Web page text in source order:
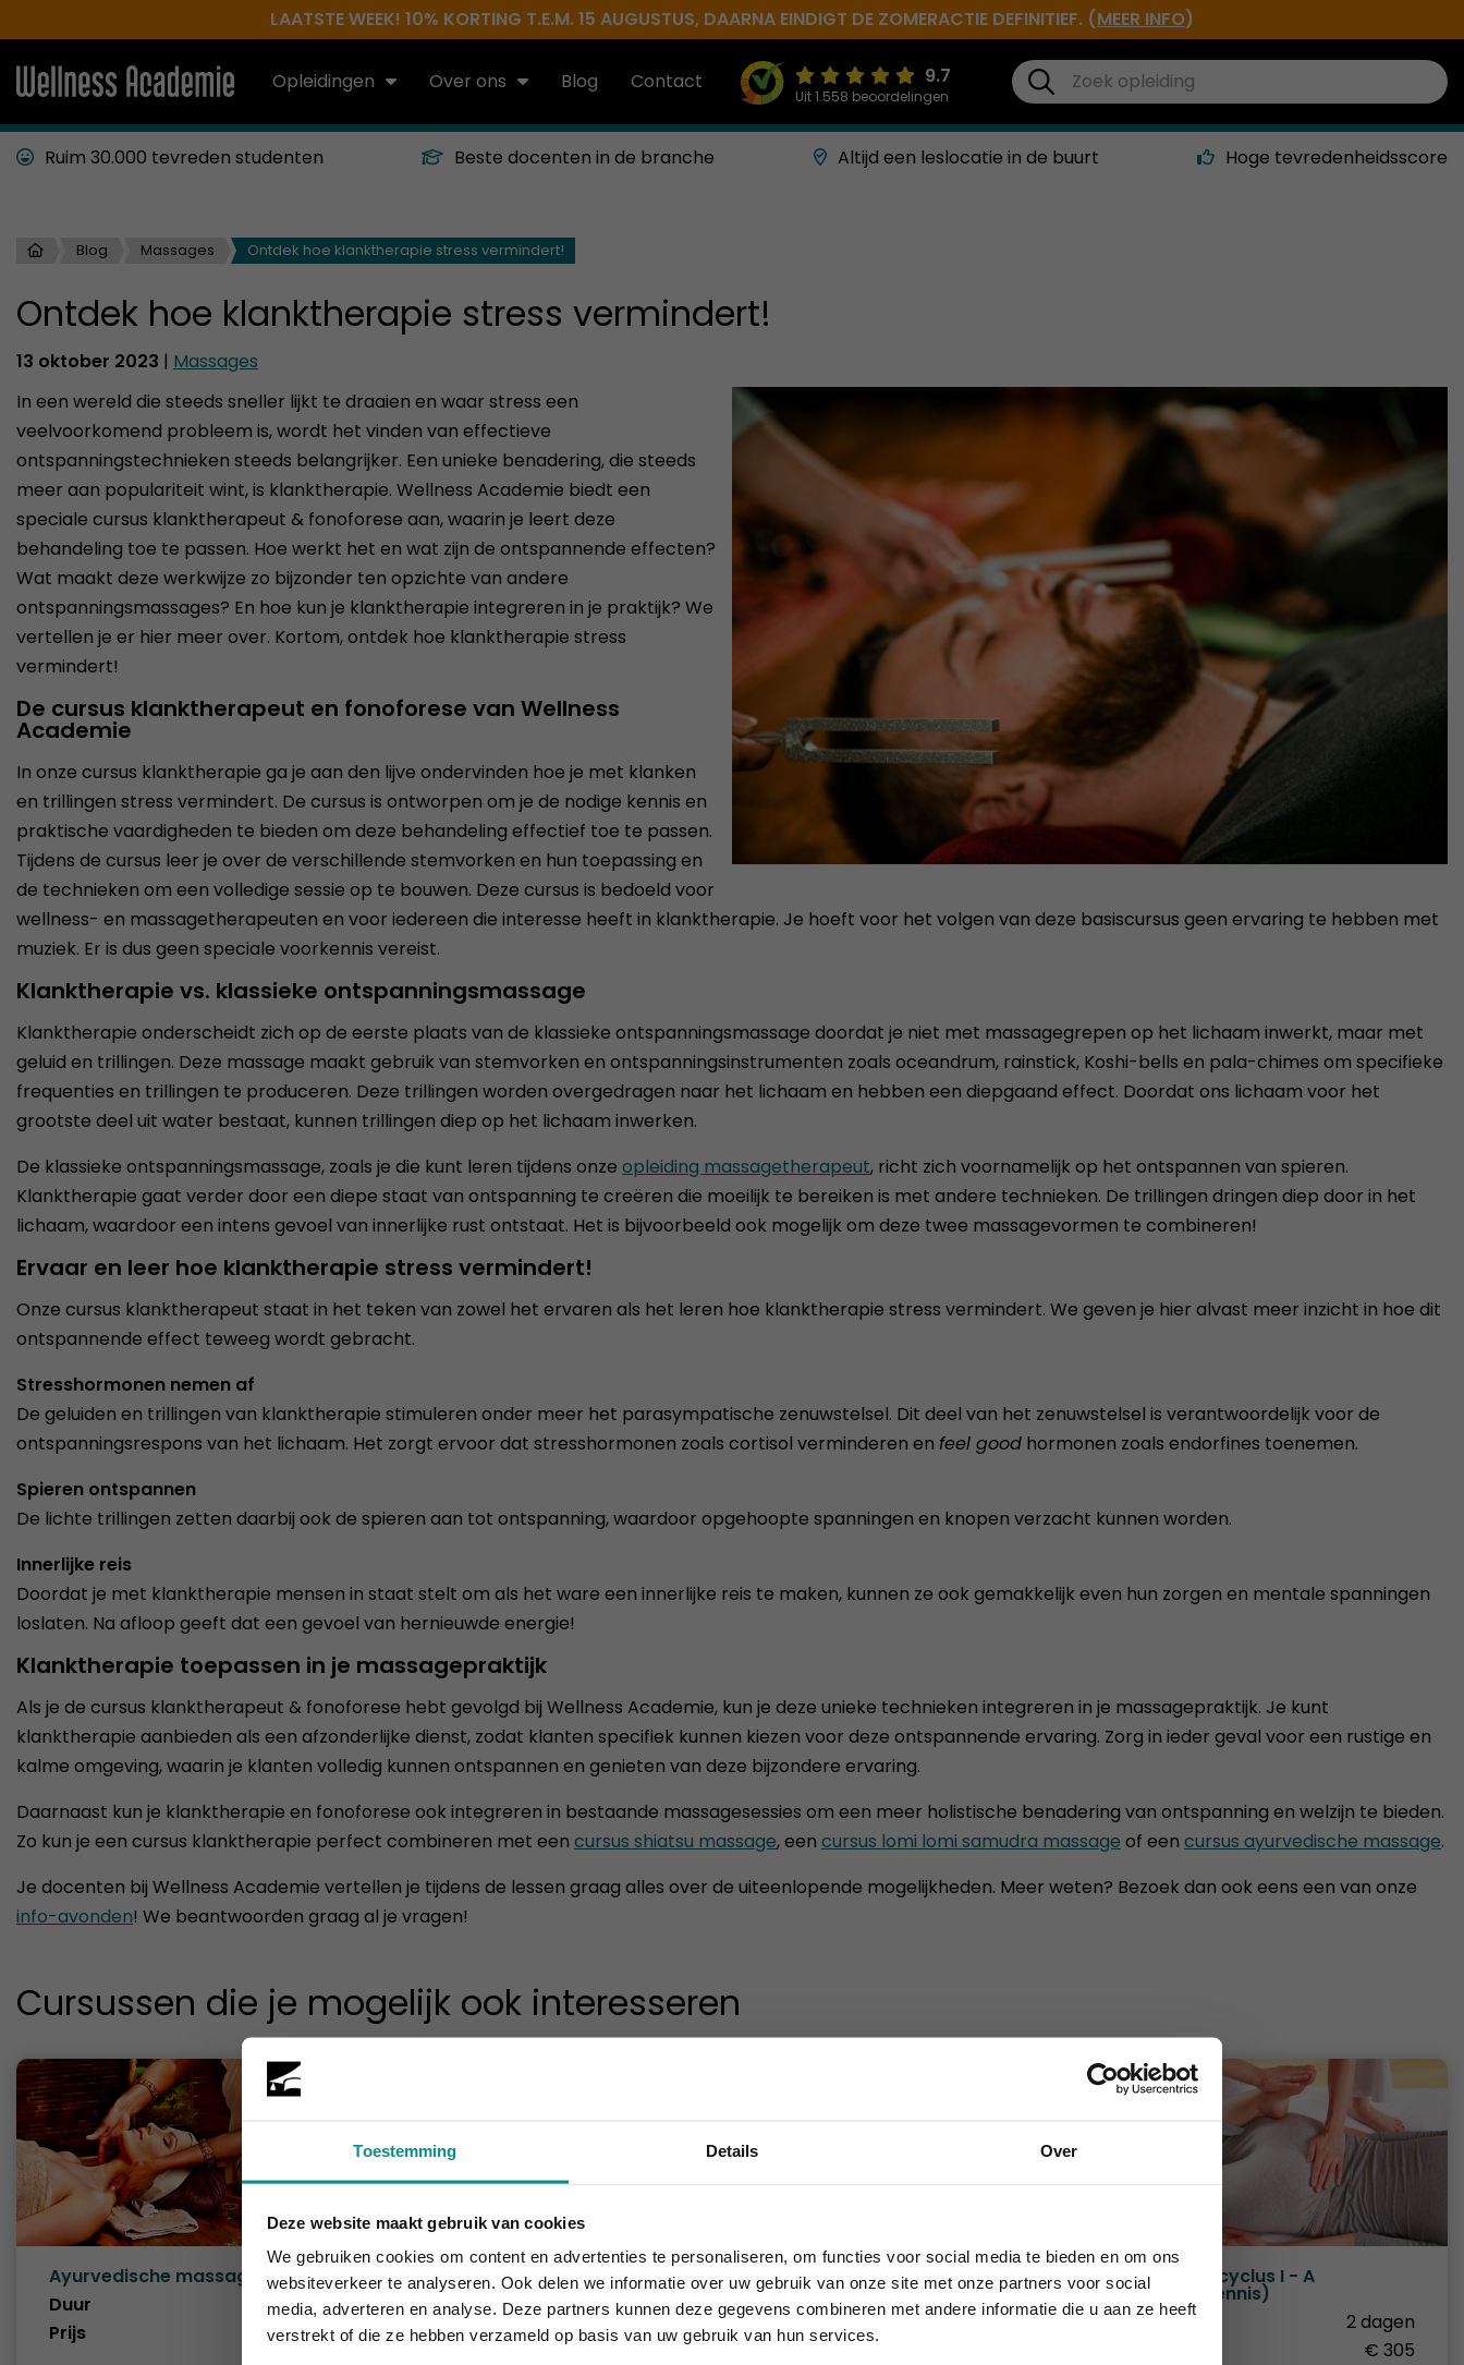
Toestemming Details Over
Deze website maakt gebruik van cookies
We gebruiken cookies om content en advertenties te personaliseren, om functies voor social media te bieden en om ons
websiteverkeer te analyseren. Ook delen we informatie over uw gebruik van onze site met onze partners voor social
media, adverteren en analyse. Deze partners kunnen deze gegevens combineren met andere informatie die u aan ze heeft
verstrekt of die ze hebben verzameld op basis van uw gebruik van hun services.
LAATSTE WEEK! 10% KORTING T.E.M. 15 AUGUSTUS, DAARNA EINDIGT DE ZOMERACTIE DEFINITIEF. (MEER INFO)
Opleidingen Over ons Blog Contact 9.7
Uit 1.558 beoordelingen
Ruim 30.000 tevreden studenten Beste docenten in de branche Altijd een leslocatie in de buurt Hoge tevredenheidsscore
Blog Massages Ontdek hoe klanktherapie stress vermindert!
Ontdek hoe klanktherapie stress vermindert!
13 oktober 2023 | Massages
In een wereld die steeds sneller lijkt te draaien en waar stress een
veelvoorkomend probleem is, wordt het vinden van effectieve
ontspanningstechnieken steeds belangrijker. Een unieke benadering, die steeds
meer aan populariteit wint, is klanktherapie. Wellness Academie biedt een
speciale cursus klanktherapeut & fonoforese aan, waarin je leert deze
behandeling toe te passen. Hoe werkt het en wat zijn de ontspannende effecten?
Wat maakt deze werkwijze zo bijzonder ten opzichte van andere
ontspanningsmassages? En hoe kun je klanktherapie integreren in je praktijk? We
vertellen je er hier meer over. Kortom, ontdek hoe klanktherapie stress
vermindert!
De cursus klanktherapeut en fonoforese van Wellness
Academie
In onze cursus klanktherapie ga je aan den lijve ondervinden hoe je met klanken
en trillingen stress vermindert. De cursus is ontworpen om je de nodige kennis en
praktische vaardigheden te bieden om deze behandeling effectief toe te passen.
Tijdens de cursus leer je over de verschillende stemvorken en hun toepassing en
de technieken om een volledige sessie op te bouwen. Deze cursus is bedoeld voor
wellness- en massagetherapeuten en voor iedereen die interesse heeft in klanktherapie. Je hoeft voor het volgen van deze basiscursus geen ervaring te hebben met
muziek. Er is dus geen speciale voorkennis vereist.
Klanktherapie vs. klassieke ontspanningsmassage
Klanktherapie onderscheidt zich op de eerste plaats van de klassieke ontspanningsmassage doordat je niet met massagegrepen op het lichaam inwerkt, maar met
geluid en trillingen. Deze massage maakt gebruik van stemvorken en ontspanningsinstrumenten zoals oceandrum, rainstick, Koshi-bells en pala-chimes om specifieke
frequenties en trillingen te produceren. Deze trillingen worden overgedragen naar het lichaam en hebben een diepgaand effect. Doordat ons lichaam voor het
grootste deel uit water bestaat, kunnen trillingen diep op het lichaam inwerken.
De klassieke ontspanningsmassage, zoals je die kunt leren tijdens onze opleiding massagetherapeut, richt zich voornamelijk op het ontspannen van spieren.
Klanktherapie gaat verder door een diepe staat van ontspanning te creëren die moeilijk te bereiken is met andere technieken. De trillingen dringen diep door in het
lichaam, waardoor een intens gevoel van innerlijke rust ontstaat. Het is bijvoorbeeld ook mogelijk om deze twee massagevormen te combineren!
Ervaar en leer hoe klanktherapie stress vermindert!
Onze cursus klanktherapeut staat in het teken van zowel het ervaren als het leren hoe klanktherapie stress vermindert. We geven je hier alvast meer inzicht in hoe dit
ontspannende effect teweeg wordt gebracht.
Stresshormonen nemen af
De geluiden en trillingen van klanktherapie stimuleren onder meer het parasympatische zenuwstelsel. Dit deel van het zenuwstelsel is verantwoordelijk voor de
ontspanningsrespons van het lichaam. Het zorgt ervoor dat stresshormonen zoals cortisol verminderen en feel good hormonen zoals endorfines toenemen.
Spieren ontspannen
De lichte trillingen zetten daarbij ook de spieren aan tot ontspanning, waardoor opgehoopte spanningen en knopen verzacht kunnen worden.
Innerlijke reis
Doordat je met klanktherapie mensen in staat stelt om als het ware een innerlijke reis te maken, kunnen ze ook gemakkelijk even hun zorgen en mentale spanningen
loslaten. Na afloop geeft dat een gevoel van hernieuwde energie!
Klanktherapie toepassen in je massagepraktijk
Als je de cursus klanktherapeut & fonoforese hebt gevolgd bij Wellness Academie, kun je deze unieke technieken integreren in je massagepraktijk. Je kunt
klanktherapie aanbieden als een afzonderlijke dienst, zodat klanten specifiek kunnen kiezen voor deze ontspannende ervaring. Zorg in ieder geval voor een rustige en
kalme omgeving, waarin je klanten volledig kunnen ontspannen en genieten van deze bijzondere ervaring.
Daarnaast kun je klanktherapie en fonoforese ook integreren in bestaande massagesessies om een meer holistische benadering van ontspanning en welzijn te bieden.
Zo kun je een cursus klanktherapie perfect combineren met een cursus shiatsu massage, een cursus lomi lomi samudra massage of een cursus ayurvedische massage.
Je docenten bij Wellness Academie vertellen je tijdens de lessen graag alles over de uiteenlopende mogelijkheden. Meer weten? Bezoek dan ook eens een van onze
info-avonden! We beantwoorden graag al je vragen!
Cursussen die je mogelijk ook interesseren
Ayurvedische massage
Duur
2 dagen
Prijs
€ 345
Lomi lomi samudra massage
Duur
2 dagen
Prijs
v.a. € 249
Massagetherapeut / Masseur
Duur
4 dagen
Prijs
Shiatsu cyclus I - A
(basiskennis)
Duur
2 dagen
€ 305
Laatste week! 10% korting t.e.m. 15 augustus, daarna eindigt de zomeractie definitief.
Sluiten